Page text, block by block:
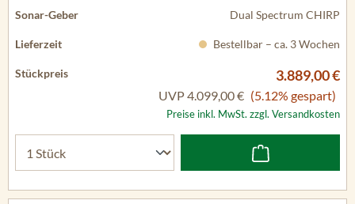
Dual Spectrum CHIRP
Bestellbar – ca. 3 Wochen
3.889,00 €
UVP4.099,00 € (5.12% gespart)
Preise inkl. MwSt. zzgl. Versandkosten